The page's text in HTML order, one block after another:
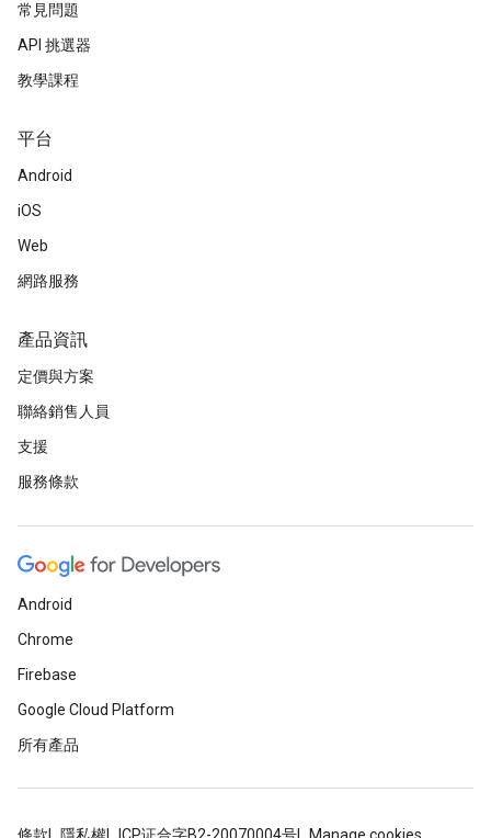
常見問題
API 挑選器
教學課程
平台
Android
iOS
Web
網路服務
產品資訊
定價與方案
聯絡銷售人員
支援
服務條款
Android
Chrome
Firebase
Google Cloud Platform
所有產品